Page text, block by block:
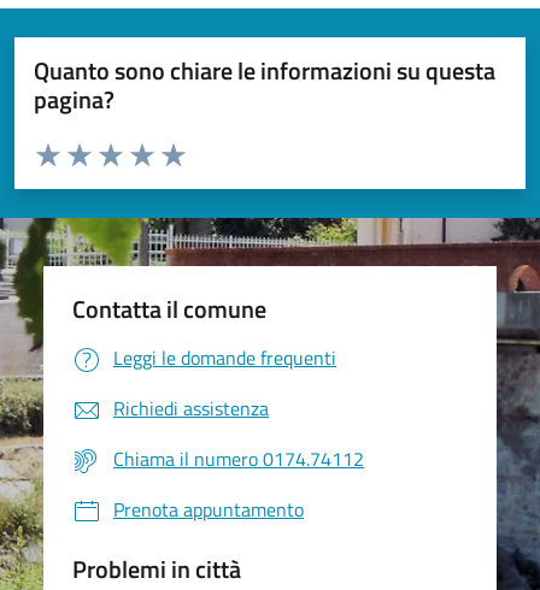
Quanto sono chiare le informazioni su questa
pagina?
Valuta da 1 a 5 stelle la pagina
Valuta 5 stelle su 5
Valuta 4 stelle su 5
Valuta 3 stelle su 5
Valuta 2 stelle su 5
Valuta 1 stelle su 5
Contatta il comune
Leggi le domande frequenti
Richiedi assistenza
Chiama il numero 0174.74112
Prenota appuntamento
Problemi in città